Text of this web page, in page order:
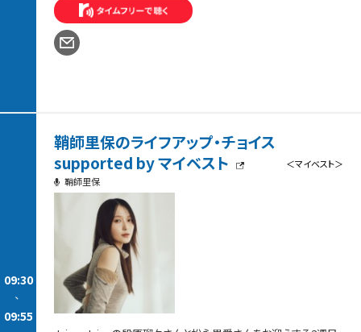
09:30
-
09:55
鞘師里保のライフアップ・チョイス
supported by マイベスト
＜マイベスト＞
鞘師里保